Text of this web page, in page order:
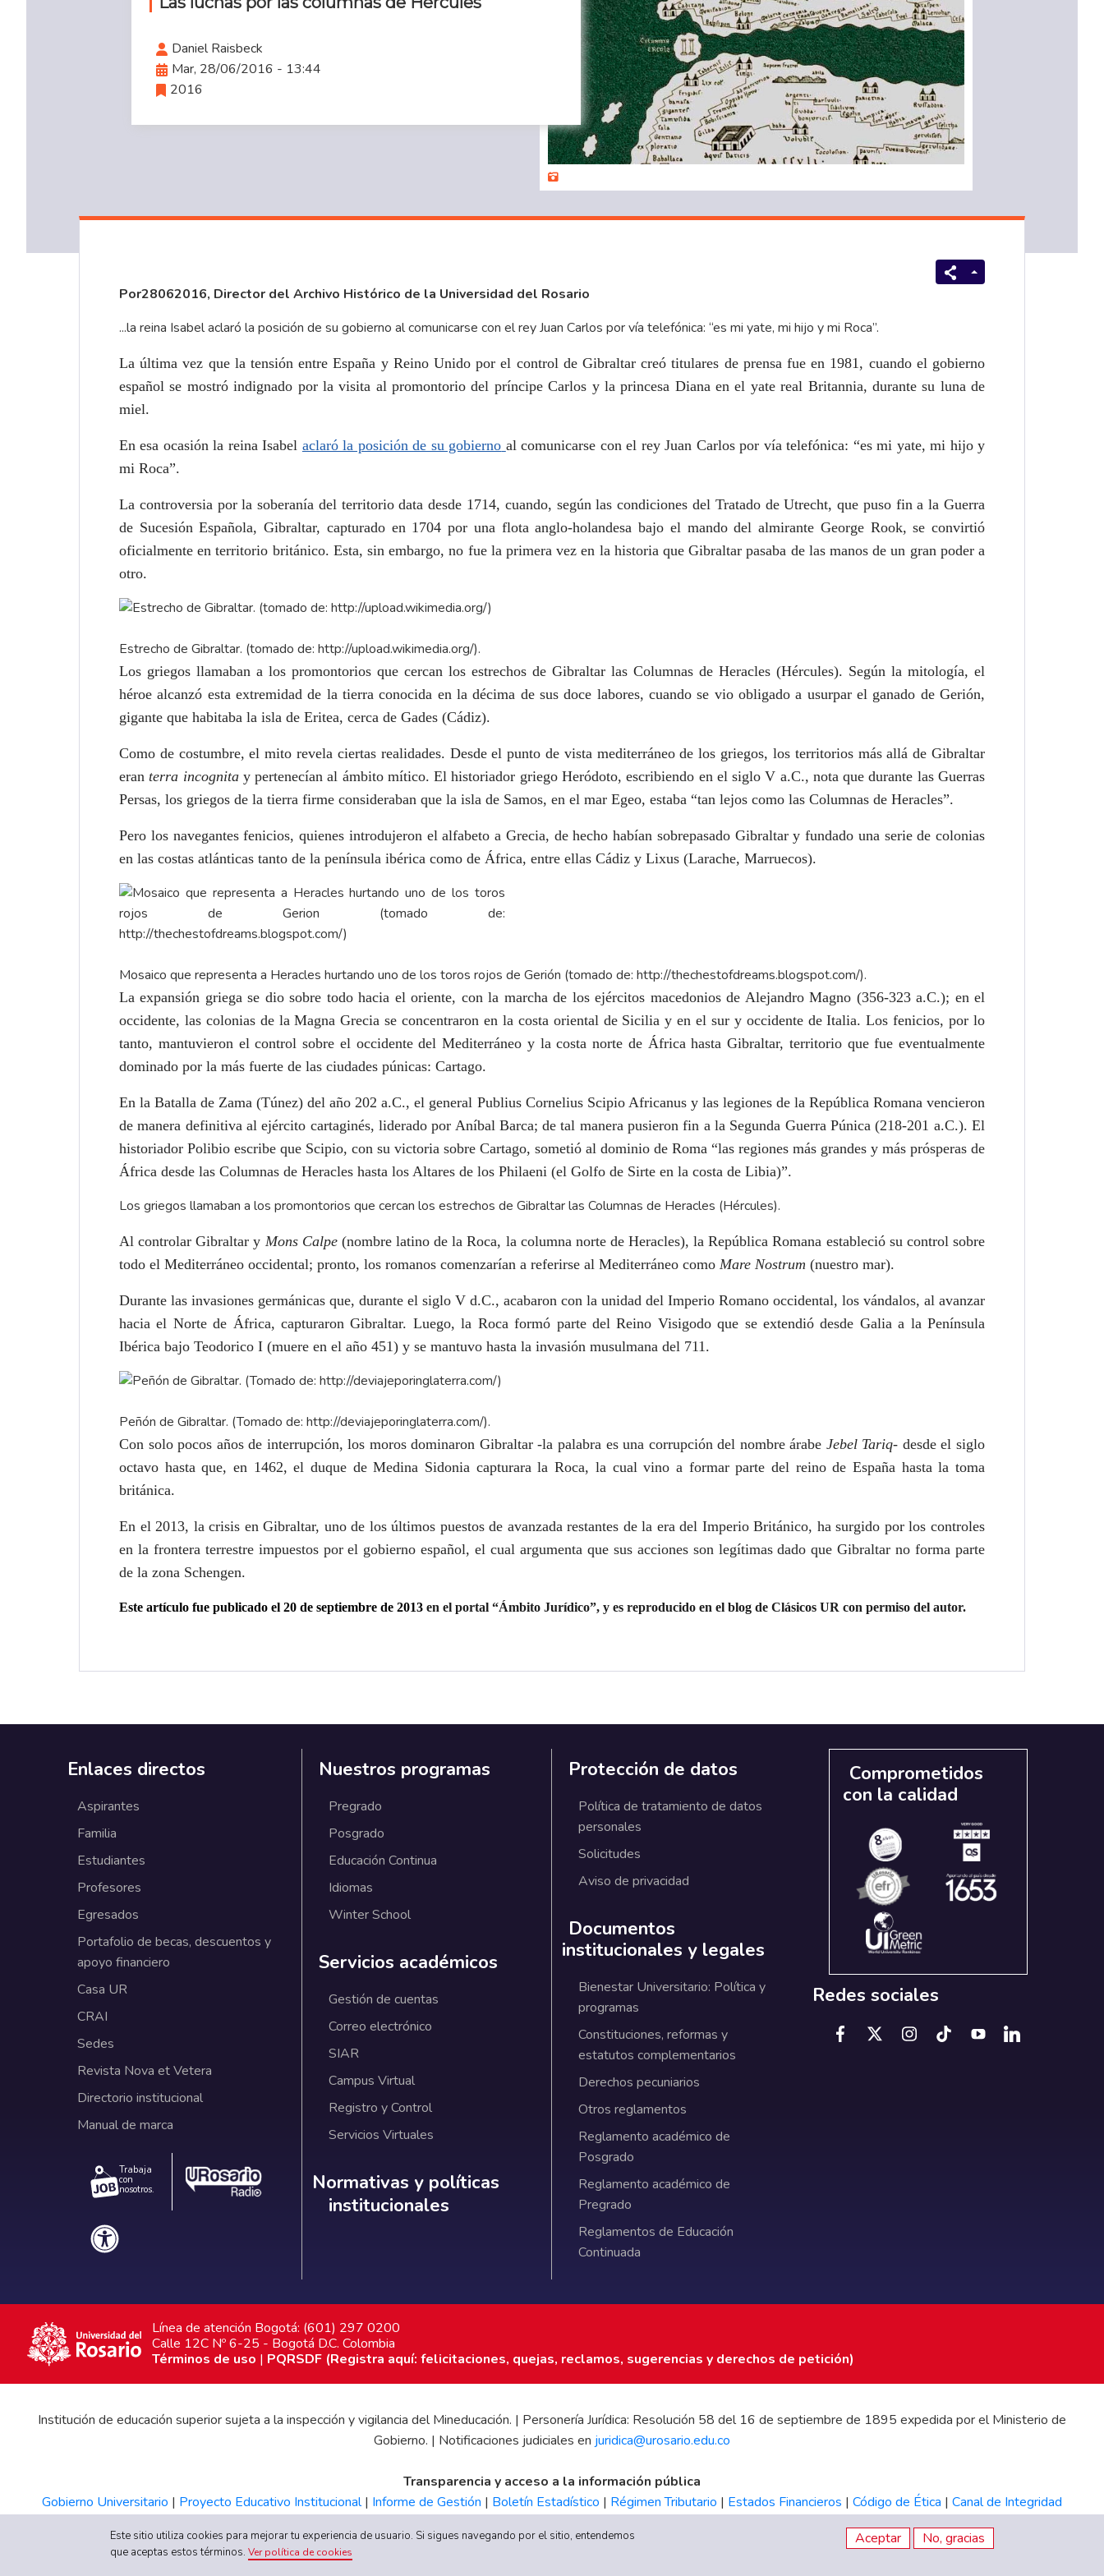
Daniel Raisbeck
Mar, 28/06/2016 - 13:44
2016
Por28062016, Director del Archivo Histórico de la Universidad del Rosario
...la reina Isabelaclaró la posición de su gobierno al comunicarse con el rey Juan Carlos por vía telefónica: “es mi yate, mi hijo y mi Roca”.
La última vez que la tensión entre España y Reino Unido por el control de Gibraltar creó titulares de prensa fue en 1981, cuando el gobierno
español se mostró indignado por la visita al promontorio del príncipe Carlos y la princesa Diana en el yate real Britannia, durante su luna de
miel.
En esa ocasión la reina Isabel aclaró la posición de su gobierno al comunicarse con el rey Juan Carlos por vía telefónica: “es mi yate, mi hijo y
mi Roca”.
La controversia por la soberanía del territorio data desde 1714, cuando, según las condiciones del Tratado de Utrecht, que puso fin a la Guerra
de Sucesión Española, Gibraltar, capturado en 1704 por una flota anglo-holandesa bajo el mando del almirante George Rook, se convirtió
oficialmente en territorio británico. Esta, sin embargo, no fue la primera vez en la historia que Gibraltar pasaba de las manos de un gran poder a
otro.
Estrecho de Gibraltar. (tomado de: http://upload.wikimedia.org/).
Los griegos llamaban a los promontorios que cercan los estrechos de Gibraltar las Columnas de Heracles (Hércules). Según la mitología, el
héroe alcanzó esta extremidad de la tierra conocida en la décima de sus doce labores, cuando se vio obligado a usurpar el ganado de Gerión,
gigante que habitaba la isla de Eritea, cerca de Gades (Cádiz).
Como de costumbre, el mito revela ciertas realidades. Desde el punto de vista mediterráneo de los griegos, los territorios más allá de Gibraltar
eranterra incognita y pertenecían al ámbito mítico. El historiador griego Heródoto, escribiendo en el siglo V a.C., nota que durante las Guerras
Persas, los griegos de la tierra firme consideraban que la isla de Samos, en el mar Egeo, estaba “tan lejos como las Columnas de Heracles”.
Pero los navegantes fenicios, quienes introdujeron el alfabeto a Grecia, de hecho habían sobrepasado Gibraltar y fundado una serie de colonias
en las costas atlánticas tanto de la península ibérica como de África, entre ellas Cádiz y Lixus (Larache, Marruecos).
Mosaico que representa a Heracles hurtando uno de los toros rojos de Gerión (tomado de: http://thechestofdreams.blogspot.com/).
La expansión griega se dio sobre todo hacia el oriente, con la marcha de los ejércitos macedonios de Alejandro Magno (356-323 a.C.); en el
occidente, las colonias de la Magna Grecia se concentraron en la costa oriental de Sicilia y en el sur y occidente de Italia. Los fenicios, por lo
tanto, mantuvieron el control sobre el occidente del Mediterráneo y la costa norte de África hasta Gibraltar, territorio que fue eventualmente
dominado por la más fuerte de las ciudades púnicas: Cartago.
En la Batalla de Zama (Túnez) del año 202 a.C., el general Publius Cornelius Scipio Africanus y las legiones de la República Romana vencieron
de manera definitiva al ejército cartaginés, liderado por Aníbal Barca; de tal manera pusieron fin a la Segunda Guerra Púnica (218-201 a.C.). El
historiador Polibio escribe que Scipio, con su victoria sobre Cartago, sometió al dominio de Roma “las regiones más grandes y más prósperas de
África desde las Columnas de Heracles hasta los Altares de los Philaeni (el Golfo de Sirte en la costa de Libia)”.
Los griegos llamaban a los promontorios que cercan los estrechos de Gibraltar las Columnas de Heracles (Hércules).
Al controlar Gibraltar y Mons Calpe (nombre latino de la Roca, la columna norte de Heracles), la República Romana estableció su control sobre
todo el Mediterráneo occidental; pronto, los romanos comenzarían a referirse al Mediterráneo como Mare Nostrum (nuestro mar).
Durante las invasiones germánicas que, durante el siglo V d.C., acabaron con la unidad del Imperio Romano occidental, los vándalos, al avanzar
hacia el Norte de África, capturaron Gibraltar. Luego, la Roca formó parte del Reino Visigodo que se extendió desde Galia a la Península
Ibérica bajo Teodorico I (muere en el año 451) y se mantuvo hasta la invasión musulmana del 711.
Peñón de Gibraltar. (Tomado de: http://deviajeporinglaterra.com/).
Con solo pocos años de interrupción, los moros dominaron Gibraltar -la palabra es una corrupción del nombre árabe Jebel Tariq- desde el siglo
octavo hasta que, en 1462, el duque de Medina Sidonia capturara la Roca, la cual vino a formar parte del reino de España hasta la toma
británica.
En el 2013, la crisis en Gibraltar, uno de los últimos puestos de avanzada restantes de la era del Imperio Británico, ha surgido por los controles
en la frontera terrestre impuestos por el gobierno español, el cual argumenta que sus acciones son legítimas dado que Gibraltar no forma parte
de la zona Schengen.
Este artículo fue publicado el 20 de septiembre de 2013 en el portal “Ámbito Jurídico”, y es reproducido en el blog de Clásicos UR con permiso del autor.
Enlaces directos
Aspirantes
Familia
Estudiantes
Profesores
Egresados
Portafolio de becas, descuentos y
apoyo financiero
Casa UR
CRAI
Sedes
Revista Nova et Vetera
Directorio institucional
Manual de marca
Trabaja
con
nosotros.
Nuestros programas
Pregrado
Posgrado
Educación Continua
Idiomas
Winter School
Servicios académicos
Gestión de cuentas
Correo electrónico
SIAR
Campus Virtual
Registro y Control
Servicios Virtuales
Normativas y políticas institucionales
Normativas y políticas
institucionales
Protección de datos
Política de tratamiento de datos
personales
Solicitudes
Aviso de privacidad
Documentos
institucionales y legales
Bienestar Universitario: Política y
programas
Constituciones, reformas y
estatutos complementarios
Derechos pecuniarios
Otros reglamentos
Reglamento académico de
Posgrado
Reglamento académico de
Pregrado
Reglamentos de Educación
Continuada
Comprometidos
con la calidad
Redes sociales
Línea de atención Bogotá: (601) 297 0200
Calle 12C Nº 6-25 - Bogotá D.C. Colombia
Términos de uso | PQRSDF (Registra aquí: felicitaciones, quejas, reclamos, sugerencias y derechos de petición)
Institución de educación superior sujeta a la inspección y vigilancia del Mineducación. | Personería Jurídica: Resolución 58 del 16 de septiembre de 1895 expedida por el Ministerio de
Gobierno. | Notificaciones judiciales en juridica@urosario.edu.co
Transparencia y acceso a la información pública
Gobierno Universitario | Proyecto Educativo Institucional| Informe de Gestión | Boletín Estadístico | Régimen Tributario | Estados Financieros | Código de Ética | Canal de Integridad
Este sitio utiliza cookies para mejorar tu experiencia de usuario. Si sigues navegando por el sitio, entendemos
que aceptas estos términos.Ver política de cookies
Aceptar No, gracias